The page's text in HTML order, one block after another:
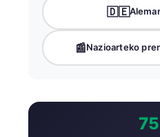
🇩🇪
📰Nazioarteko